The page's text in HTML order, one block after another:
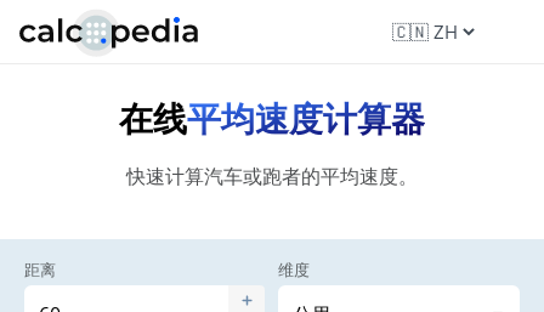
在线平均速度计算器
快速计算汽车或跑者的平均速度。
距离 维度